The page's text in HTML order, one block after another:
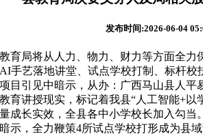
发布时间:2026-06-04
将从人力、物力、财力等方面全力
手艺落地讲堂、试点学校打制、标杆
目引见中暗示，从办：广西马山县人
讲授现实，标记着我县“人工智能+
成长实效，全县各中小学校长加入勾
示，全力鞭策4所试点学校打形成为